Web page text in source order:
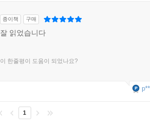
종이책 구매
잘 읽었습니다
이 한줄평이 도움이 되었나요?
1